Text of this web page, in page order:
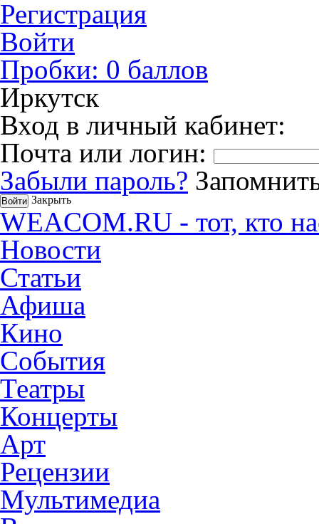
Регистрация
Войти
Пробки: 0 баллов
Иркутск
Вход в личный кабинет:
Почта или логин:
Забыли пароль?
Закрыть
WEACOM.RU - тот, кто
Новости
Статьи
Афиша
Кино
События
Театры
Концерты
Арт
Рецензии
Мультимедиа